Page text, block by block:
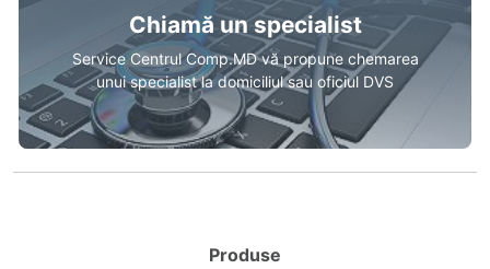
Chiamă un specialist
Service Centrul Comp.MD vă propune chemarea
unui specialist la domiciliul sau oficiul DVS
Produse